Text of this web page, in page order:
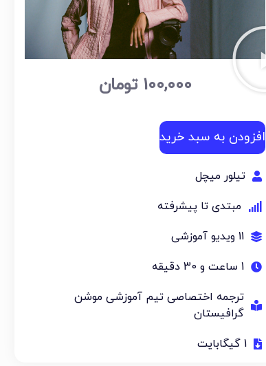
100,000 تومان
افزودن به سبد خرید
تیلور میچل
مبتدی تا پیشرفته
11 ویدیو آموزشی
1 ساعت و 30 دقیقه
ترجمه اختصاصی تیم آموزشی موشن
گرافیستان
1 گیگابایت